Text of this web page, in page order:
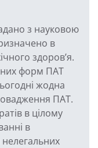
з науковою
в
здоров’я.
форм ПАТ
жодна
ПАТ.
в цілому
в
нелегальних